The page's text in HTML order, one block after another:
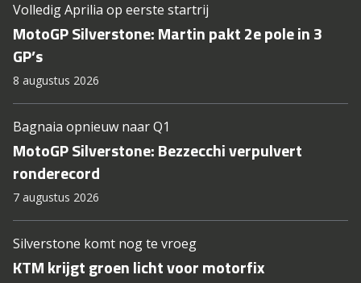
Volledig Aprilia op eerste startrij
MotoGP Silverstone: Martin pakt 2e pole in 3
GP’s
8 augustus 2026
Bagnaia opnieuw naar Q1
MotoGP Silverstone: Bezzecchi verpulvert
ronderecord
7 augustus 2026
Silverstone komt nog te vroeg
KTM krijgt groen licht voor motorfix